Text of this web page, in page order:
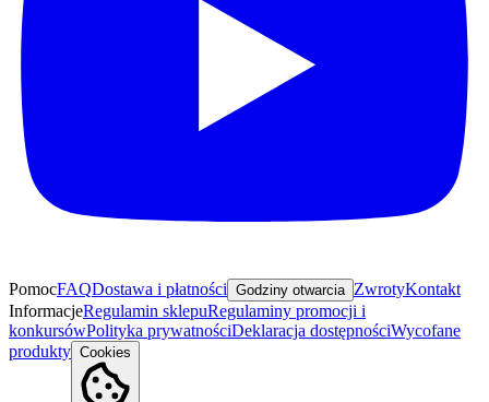
PomocFAQDostawa i płatności Godziny otwarcia ZwrotyKontakt
InformacjeRegulamin sklepuRegulaminy promocji i
konkursówPolityka prywatnościDeklaracja dostępnościWycofane
produkty Cookies